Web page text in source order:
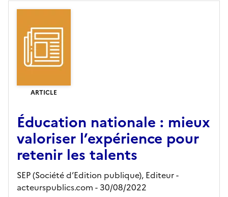
ARTICLE
Éducation nationale : mieux
valoriser l’expérience pour
retenir les talents
SEP (Société d’Edition publique), Editeur-
acteurspublics.com - 30/08/2022